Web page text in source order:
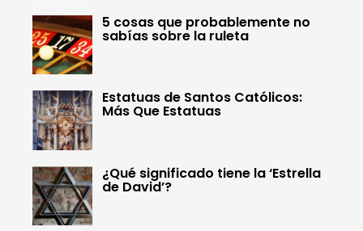
5 cosas que probablemente no
sabías sobre la ruleta
Estatuas de Santos Católicos:
Más Que Estatuas
¿Qué significado tiene la ‘Estrella
de David’?